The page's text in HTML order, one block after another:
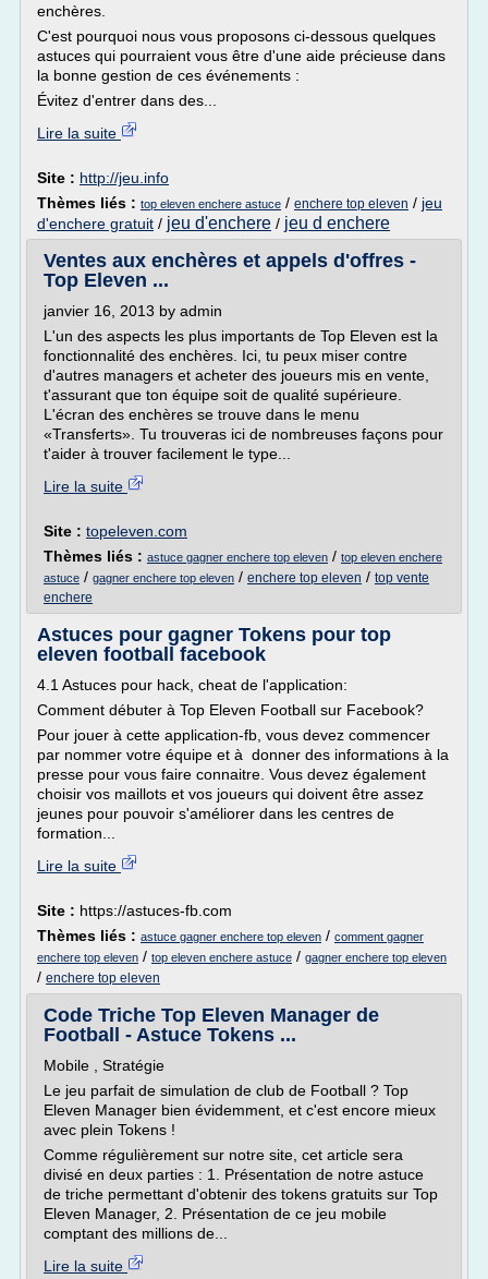
enchères.
C'est pourquoi nous vous proposons ci-dessous quelques
astuces qui pourraient vous être d'une aide précieuse dans
la bonne gestion de ces événements :
Évitez d'entrer dans des...
Lire la suite
Site : http://jeu.info
Thèmes liés : top eleven enchere astuce / enchere top eleven / jeu
d'enchere gratuit / jeu d'enchere / jeu d enchere
Ventes aux enchères et appels d'offres -
Top Eleven ...
janvier 16, 2013 by admin
L'un des aspects les plus importants de Top Eleven est la
fonctionnalité des enchères. Ici, tu peux miser contre
d'autres managers et acheter des joueurs mis en vente,
t'assurant que ton équipe soit de qualité supérieure.
L'écran des enchères se trouve dans le menu
«Transferts». Tu trouveras ici de nombreuses façons pour
t'aider à trouver facilement le type...
Lire la suite
Site : topeleven.com
Thèmes liés : astuce gagner enchere top eleven / top eleven enchere
astuce / gagner enchere top eleven / enchere top eleven / top vente
enchere
Astuces pour gagner Tokens pour top
eleven football facebook
4.1 Astuces pour hack, cheat de l'application:
Comment débuter à Top Eleven Football sur Facebook?
Pour jouer à cette application-fb, vous devez commencer
par nommer votre équipe et à donner des informations à la
presse pour vous faire connaitre. Vous devez également
choisir vos maillots et vos joueurs qui doivent être assez
jeunes pour pouvoir s'améliorer dans les centres de
formation...
Lire la suite
Site : https://astuces-fb.com
Thèmes liés : astuce gagner enchere top eleven / comment gagner
enchere top eleven / top eleven enchere astuce / gagner enchere top eleven
/ enchere top eleven
Code Triche Top Eleven Manager de
Football - Astuce Tokens ...
Mobile , Stratégie
Le jeu parfait de simulation de club de Football ? Top
Eleven Manager bien évidemment, et c'est encore mieux
avec plein Tokens !
Comme régulièrement sur notre site, cet article sera
divisé en deux parties : 1. Présentation de notre astuce
de triche permettant d'obtenir des tokens gratuits sur Top
Eleven Manager, 2. Présentation de ce jeu mobile
comptant des millions de...
Lire la suite